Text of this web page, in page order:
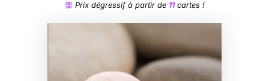
Prix dégressif à partir de 11cartes !